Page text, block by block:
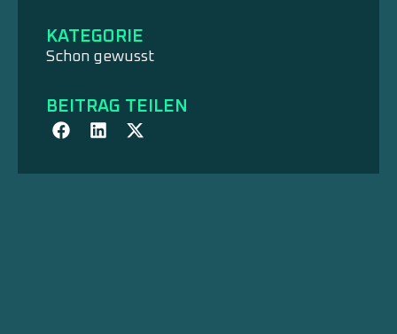
KATEGORIE
Schon gewusst
BEITRAG TEILEN